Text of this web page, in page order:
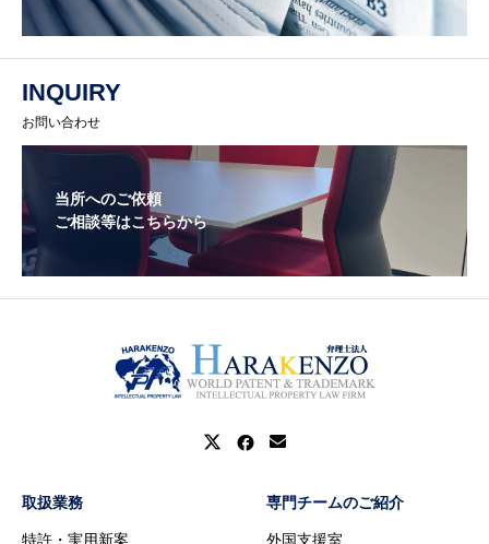
INQUIRY
お問い合わせ
当所へのご依頼
ご相談等はこちらから
取扱業務
特許・実用新案
専門チームのご紹介
外国支援室